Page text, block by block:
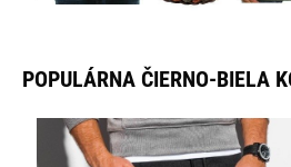
POPULÁRNA ČIERNO-BIELA